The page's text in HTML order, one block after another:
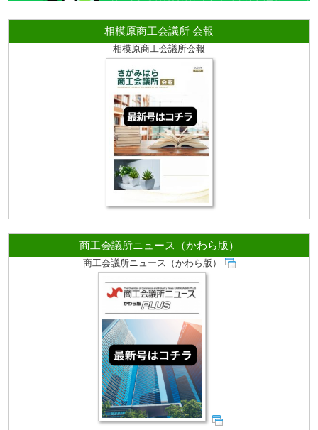
相模原商工会議所 会報
相模原商工会議所会報
商工会議所ニュース（かわら版）
商工会議所ニュース（かわら版）